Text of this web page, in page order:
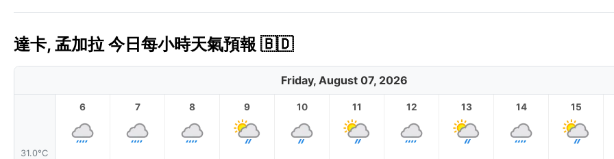
達卡, 孟加拉 今日每小時天氣預報 🇧🇩
Friday, August 07, 2026
31.0°C
6 7 8 9 10 11 12 13 14 15